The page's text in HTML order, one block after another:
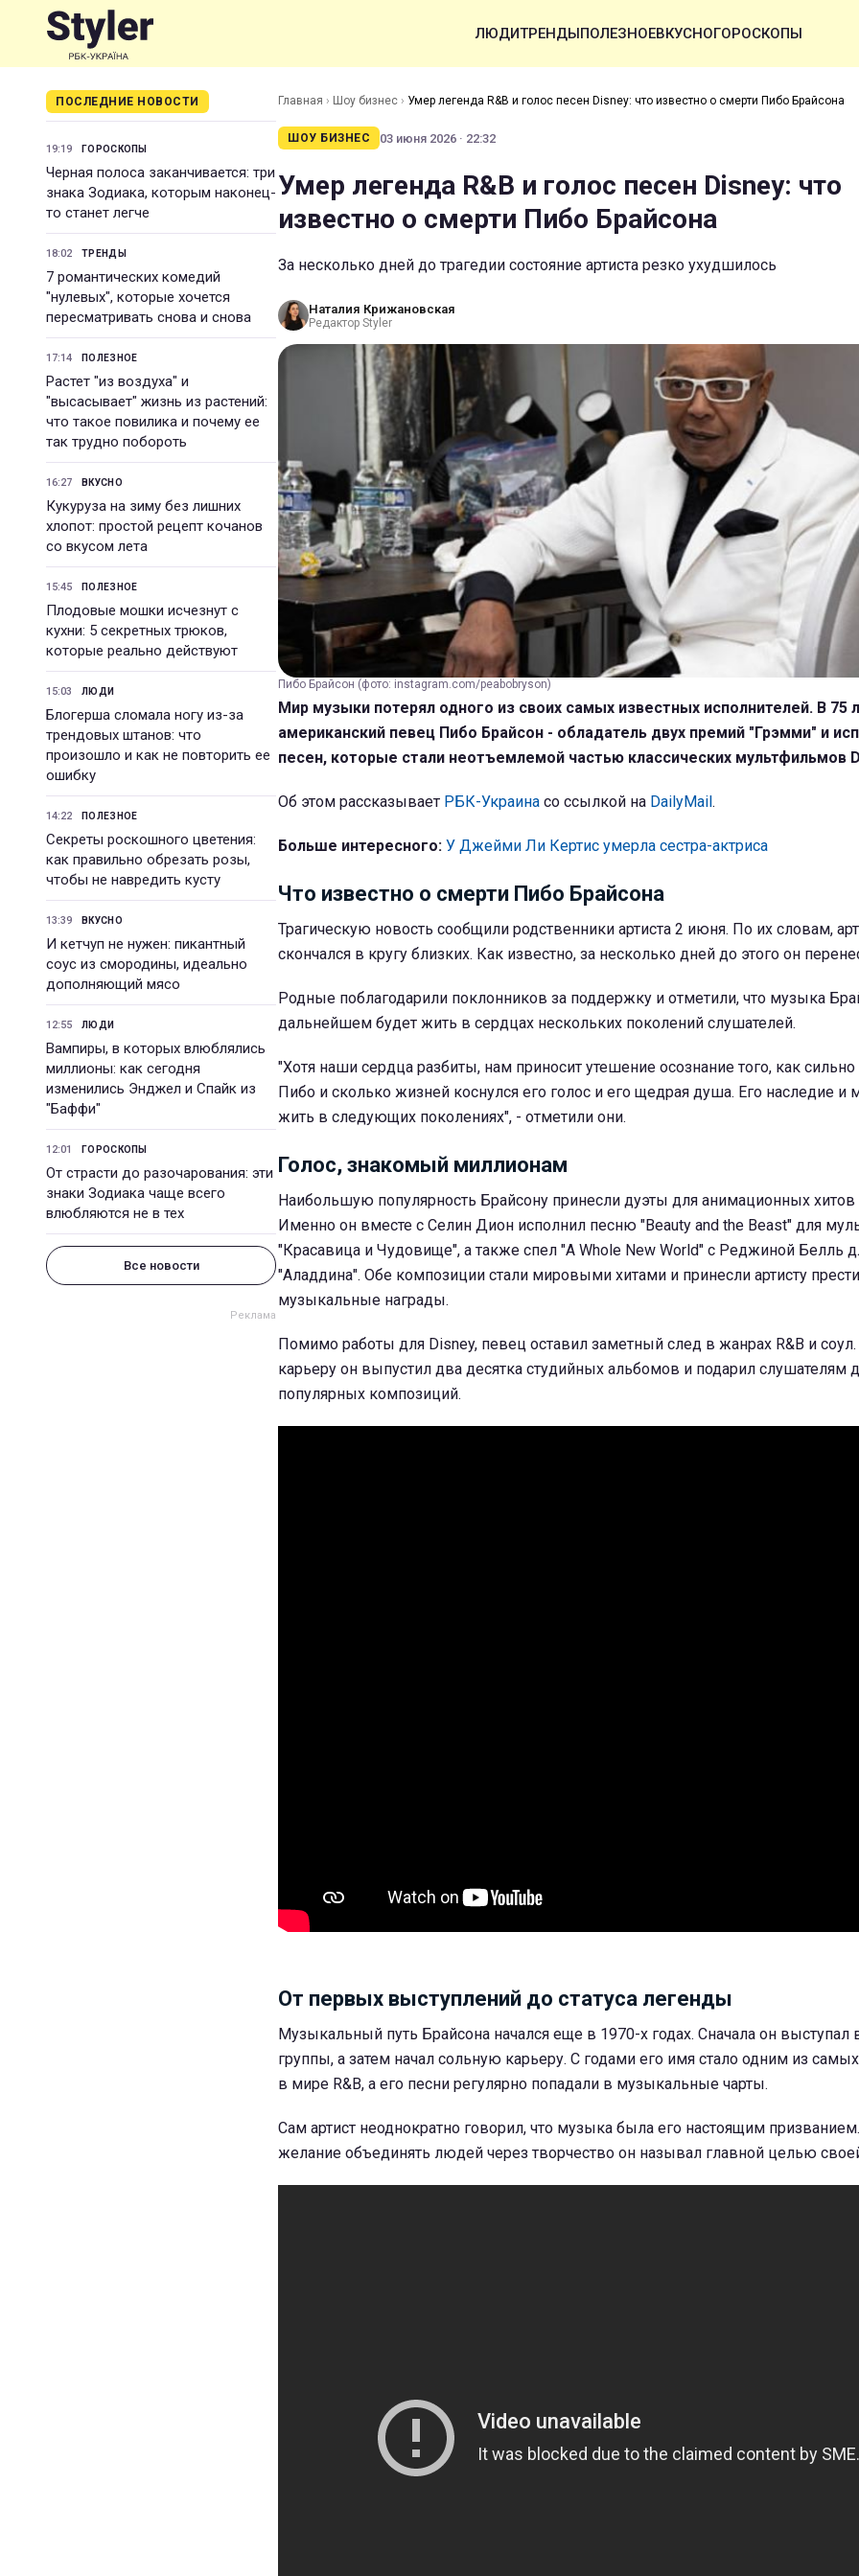
ЛЮДИТРЕНДЫПОЛЕЗНОЕВКУСНОГОРОСКОПЫ
ПОСЛЕДНИЕ НОВОСТИ
19:19 ГОРОСКОПЫ
Черная полоса заканчивается: три
знака Зодиака, которым наконец-
то станет легче
18:02 ТРЕНДЫ
7 романтических комедий
"нулевых", которые хочется
пересматривать снова и снова
17:14 ПОЛЕЗНОЕ
Растет "из воздуха" и
"высасывает" жизнь из растений:
что такое повилика и почему ее
так трудно побороть
16:27 ВКУСНО
Кукуруза на зиму без лишних
хлопот: простой рецепт кочанов
со вкусом лета
15:45 ПОЛЕЗНОЕ
Плодовые мошки исчезнут с
кухни: 5 секретных трюков,
которые реально действуют
15:03 ЛЮДИ
Блогерша сломала ногу из-за
трендовых штанов: что
произошло и как не повторить ее
ошибку
14:22 ПОЛЕЗНОЕ
Секреты роскошного цветения:
как правильно обрезать розы,
чтобы не навредить кусту
13:39 ВКУСНО
И кетчуп не нужен: пикантный
соус из смородины, идеально
дополняющий мясо
12:55 ЛЮДИ
Вампиры, в которых влюблялись
миллионы: как сегодня
изменились Энджел и Спайк из
"Баффи"
12:01 ГОРОСКОПЫ
От страсти до разочарования: эти
знаки Зодиака чаще всего
влюбляются не в тех
Все новости
Главная › Шоу бизнес › Умер легенда R&B и голос песен Disney: что известно о смерти Пибо Брайсона
ШОУ БИЗНЕС 03 июня 2026 · 22:32
Умер легенда R&B и голос песен Disney: что
известно о смерти Пибо Брайсона
За несколько дней до трагедии состояние артиста резко ухудшилось
Наталия Крижановская
Редактор Styler
Пибо Брайсон (фото: instagram.com/peabobryson)
Мир музыки потерял одного из своих самых известных исполнителей. В 75
американский певец Пибо Брайсон - обладатель двух премий "Грэмми" и
песен, которые стали неотъемлемой частью классических мультфильмов
Об этом рассказывает РБК-Украина со ссылкой на DailyMail.
Больше интересного: У Джейми Ли Кертис умерла сестра-актриса
Что известно о смерти Пибо Брайсона
Трагическую новость сообщили родственники артиста 2 июня. По их словам,
скончался в кругу близких. Как известно, за несколько дней до этого он
Родные поблагодарили поклонников за поддержку и отметили, что музыка
дальнейшем будет жить в сердцах нескольких поколений слушателей.
"Хотя наши сердца разбиты, нам приносит утешение осознание того, как
Пибо и сколько жизней коснулся его голос и его щедрая душа. Его наследие и
жить в следующих поколениях", - отметили они.
Голос, знакомый миллионам
Наибольшую популярность Брайсону принесли дуэты для анимационных хитов
Именно он вместе с Селин Дион исполнил песню "Beauty and the Beast" для
"Красавица и Чудовище", а также спел "A Whole New World" с Реджиной Белль
"Аладдина". Обе композиции стали мировыми хитами и принесли артисту
музыкальные награды.
Помимо работы для Disney, певец оставил заметный след в жанрах R&B и
карьеру он выпустил два десятка студийных альбомов и подарил слушателям
популярных композиций.
От первых выступлений до статуса легенды
Музыкальный путь Брайсона начался еще в 1970-х годах. Сначала он выступал
группы, а затем начал сольную карьеру. С годами его имя стало одним из
в мире R&B, а его песни регулярно попадали в музыкальные чарты.
Сам артист неоднократно говорил, что музыка была его настоящим
желание объединять людей через творчество он называл главной целью